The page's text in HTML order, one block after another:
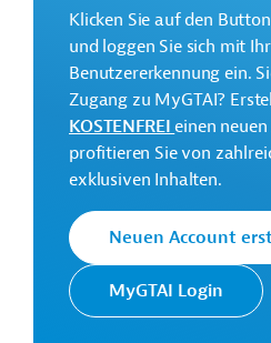
Gesamtkosten:
2,34 Millionen US-Dollar
Geberbeitrag:
1,17 Millionen US-Dollar
Kontaktadressen
Die
Klicken Sie auf den
und loggen Sie sich mit
Benutzererkennung ein.
Zugang zu MyGTAI?
KOSTENFREIeinen
profitieren Sie von
exklusiven Inhalten.
Neuen Account
MyGTAI Login